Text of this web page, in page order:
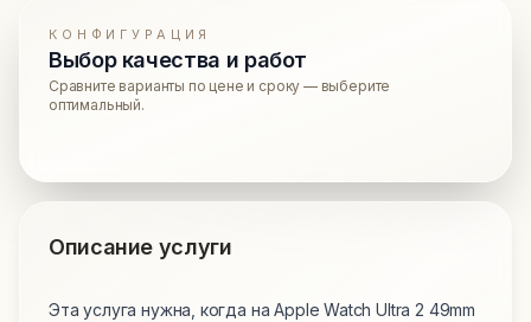
КОНФИГУРАЦИЯ
Выбор качества и работ
Сравните варианты по цене и сроку — выберите
оптимальный.
Описание услуги
Эта услуга нужна, когда на Apple Watch Ultra 2 49mm